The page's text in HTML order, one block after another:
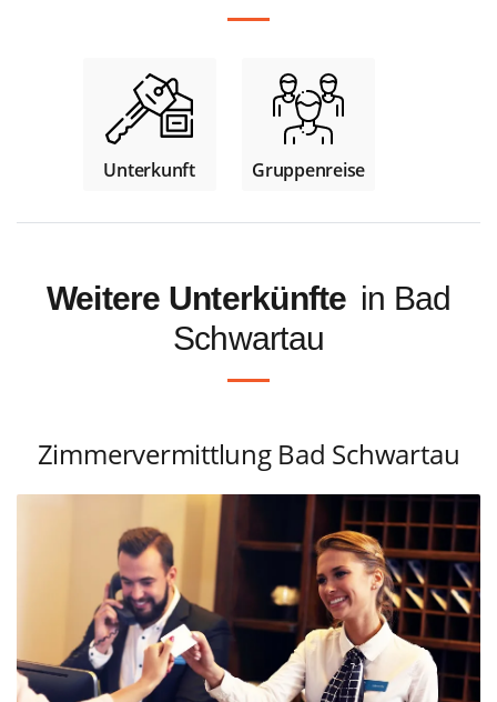
Unterkunft Gruppenreise
Weitere Unterkünfte in Bad
Schwartau
Zimmervermittlung Bad Schwartau